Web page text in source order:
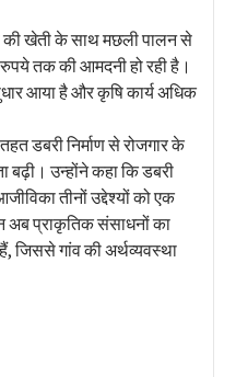
की खेती के साथ मछली पालन से
तक की आमदनी हो रही है।
आया है और कृषि कार्य अधिक
डबरी निर्माण से रोजगार के
उन्होंने कहा कि डबरी
तीनों उद्देश्यों को एक
अब प्राकृतिक संसाधनों का
जिससे गांव की अर्थव्यवस्था